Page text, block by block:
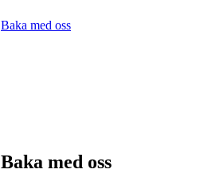
Baka med oss
Baka med oss